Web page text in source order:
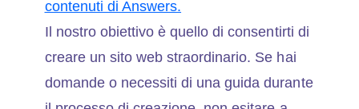
contenuti di Answers.
Il nostro obiettivo è quello di consentirti di
creare un sito web straordinario. Se hai
domande o necessiti di una guida durante